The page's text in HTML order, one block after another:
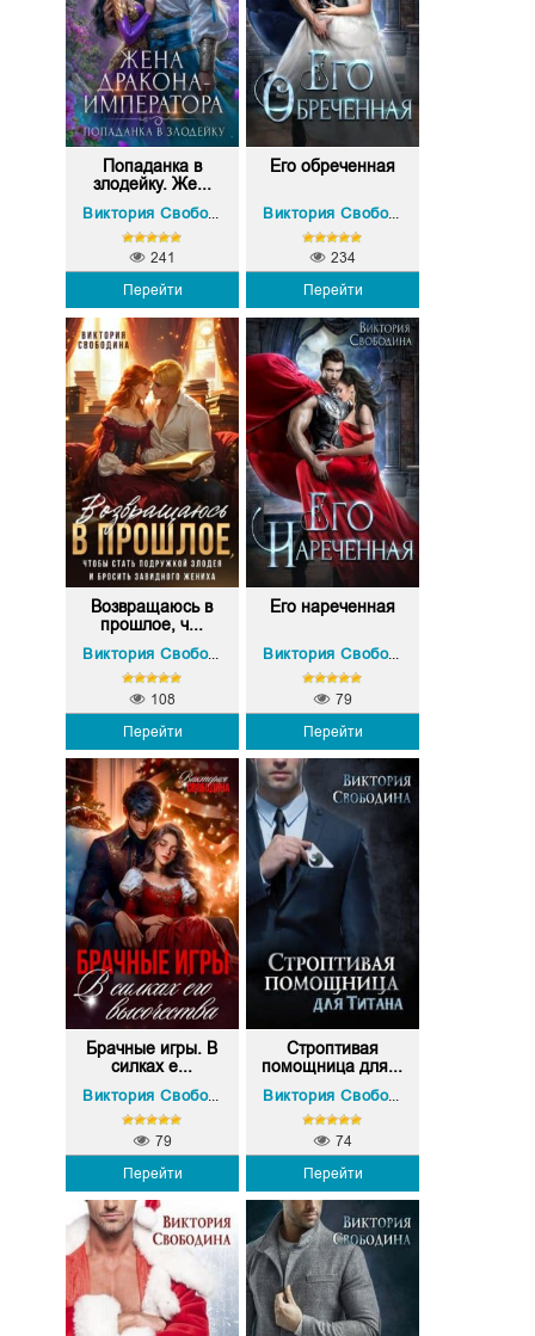
Попаданка в
злодейку. Же...
Виктория Свободина
Перейти
241
Его обреченная
Виктория Свободина
Перейти
234
Возвращаюсь в
прошлое, ч...
Виктория Свободина
Перейти
108
Его нареченная
Виктория Свободина
Перейти
79
Брачные игры. В
силках е...
Виктория Свободина
Перейти
79
Строптивая
помощница для...
Виктория Свободина
Перейти
74